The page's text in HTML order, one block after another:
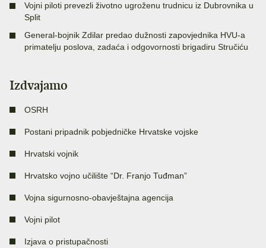
Vojni piloti prevezli životno ugroženu trudnicu iz Dubrovnika u
Split
General-bojnik Zdilar predao dužnosti zapovjednika HVU-a
primatelju poslova, zadaća i odgovornosti brigadiru Stručiću
Izdvajamo
OSRH
Postani pripadnik pobjedničke Hrvatske vojske
Hrvatski vojnik
Hrvatsko vojno učilište “Dr. Franjo Tuđman”
Vojna sigurnosno-obavještajna agencija
Vojni pilot
Izjava o pristupačnosti